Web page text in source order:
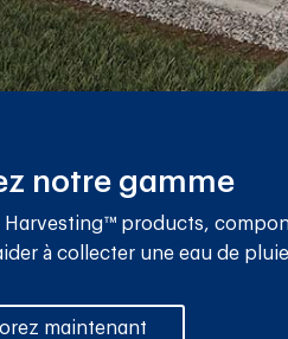
notre gamme
Harvesting™ products,
à collecter une eau de
maintenant